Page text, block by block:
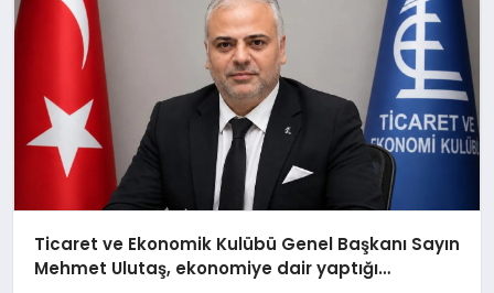
Ticaret ve Ekonomik Kulübü Genel Başkanı Sayın
Mehmet Ulutaş, ekonomiye dair yaptığı